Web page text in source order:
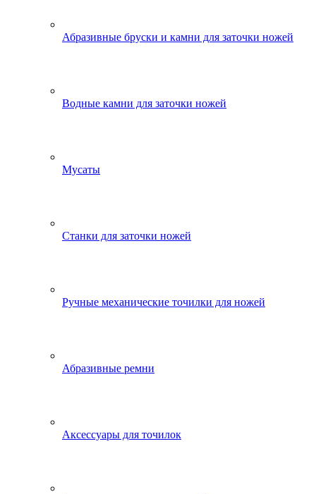
Абразивные бруски и камни для заточки ножей
Водные камни для заточки ножей
Мусаты
Станки для заточки ножей
Ручные механические точилки для ножей
Абразивные ремни
Аксессуары для точилок